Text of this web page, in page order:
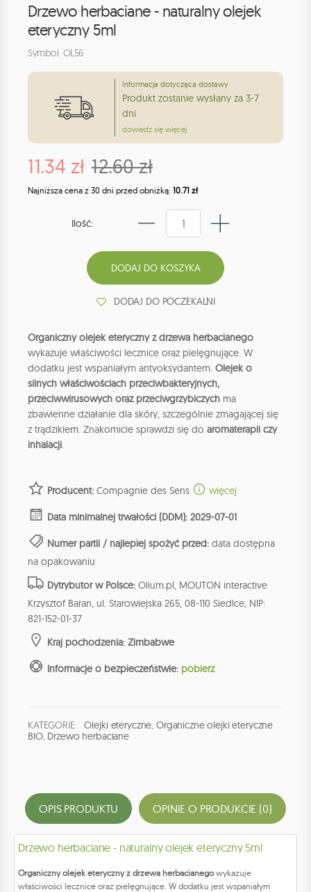
Drzewo herbaciane - naturalny olejek
eteryczny 5ml
Symbol: OL56
Informacja dotycząca dostawy
Produkt zostanie wysłany za 3-7
dni
dowiedz się więcej
11.34 zł 12.60 zł
Najniższa cena z 30 dni przed obniżką: 10.71 zł
Ilość:
DODAJ DO POCZEKALNI
Organiczny olejek eteryczny z drzewa herbacianego
wykazuje właściwości lecznice oraz pielęgnujące. W
dodatku jest wspaniałym antyoksydantem. Olejek o
silnych właściwościach przeciwbakteryjnych,
przeciwwirusowych oraz przeciwgrzybiczych ma
zbawienne działanie dla skóry, szczególnie zmagającej się
z trądzikiem. Znakomicie sprawdzi się do aromaterapii czy
inhalacji.
Producent: Compagnie des Sens więcej
Data minimalnej trwałości (DDM): 2029-07-01
Numer partii / najlepiej spożyć przed: data dostępna
na opakowaniu
Dytrybutor w Polsce: Olium.pl, MOUTON interactive
Krzysztof Baran, ul. Starowiejska 265, 08-110 Siedlce, NIP:
821-152-01-37
Kraj pochodzenia: Zimbabwe
Informacje o bezpieczeństwie: pobierz
KATEGORIE: Olejki eteryczne, Organiczne olejki eteryczne
BIO, Drzewo herbaciane
OPIS PRODUKTU OPINIE O PRODUKCIE (0)
Drzewo herbaciane - naturalny olejek eteryczny 5ml
Organiczny olejek eteryczny z drzewa herbacianegowykazuje
właściwości lecznice oraz pielęgnujące. W dodatku jest wspaniałym